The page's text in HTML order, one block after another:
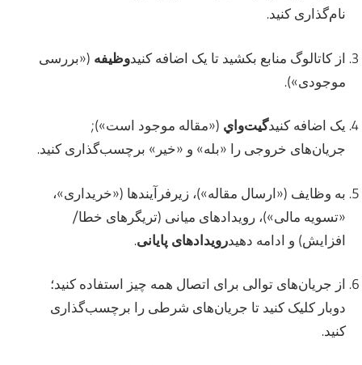
نام‌گذاری کنید.
از کاتالوگ منابع بکشید تا یک اضافه کنیدوظیفه («بررسی
موجودی»).
یک اضافه کنیدگیت‌واي («مقاله موجود است»);
جریان‌های خروجی را «بله» و «خیر» برچسب‌گذاری کنید.
به وظایف («ارسال مقاله»)، زیرفرآیندها («خریداری»،
«تسویه مالی»)، رویدادهای میانی (تریگرهای خطا/
افزایش) و ادامه دهیدرویدادهای پایانی.
از جریان‌های توالی برای اتصال همه چیز استفاده کنید؛
دوبار کلیک کنید تا جریان‌های شرطی را برچسب‌گذاری
کنید.